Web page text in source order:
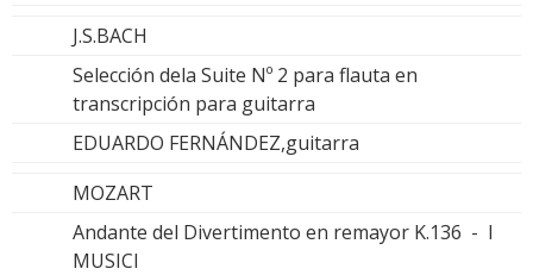
J.S.BACH
Selección dela Suite Nº 2 para flauta en
transcripción para guitarra
EDUARDO FERNÁNDEZ,guitarra
MOZART
Andante del Divertimento en remayor K.136 - I
MUSICI